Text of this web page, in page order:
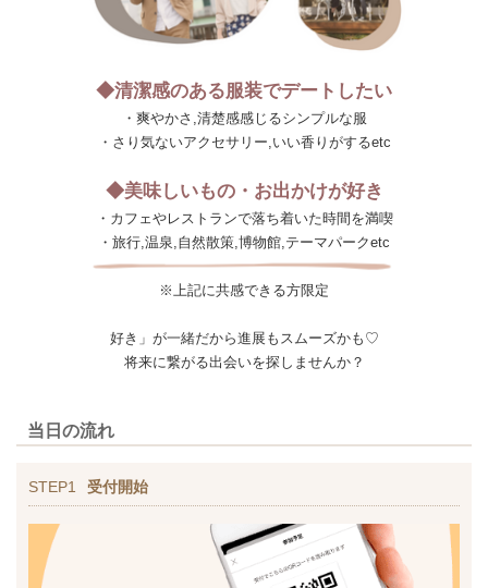
◆清潔感のある服装でデートしたい
・爽やかさ,清楚感感じるシンプルな服
・さり気ないアクセサリー,いい香りがするetc
◆美味しいもの・お出かけが好き
・カフェやレストランで落ち着いた時間を満喫
・旅行,温泉,自然散策,博物館,テーマパークetc
※上記に共感できる方限定
好き」が一緒だから進展もスムーズかも♡
将来に繋がる出会いを探しませんか？
当日の流れ
STEP1 受付開始